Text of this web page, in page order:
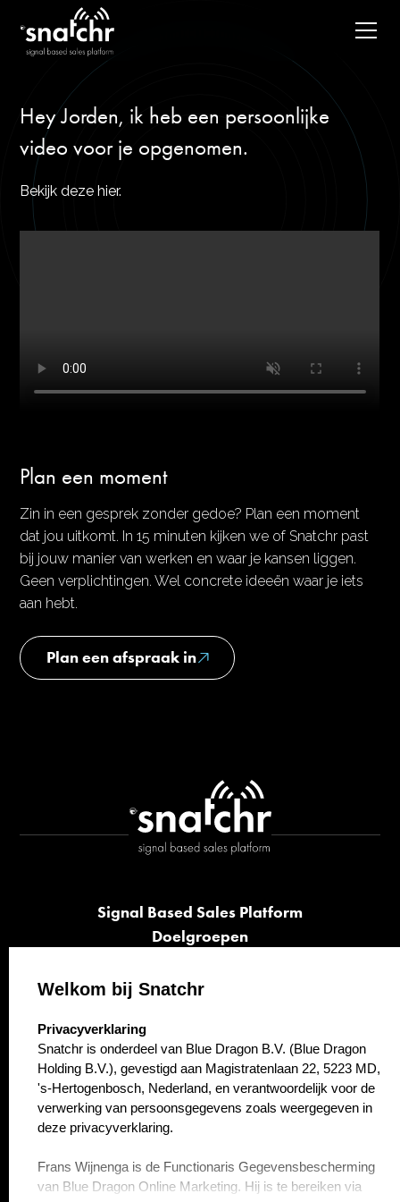
Hey Jorden, ik heb een persoonlijke
video voor je opgenomen.
Bekijk deze hier.
Plan een moment
Zin in een gesprek zonder gedoe? Plan een moment
dat jou uitkomt. In 15 minuten kijken we of Snatchr past
bij jouw manier van werken en waar je kansen liggen.
Geen verplichtingen. Wel concrete ideeën waar je iets
aan hebt.
Plan een afspraak in
Signal Based Sales Platform
Doelgroepen
Opvolging
Over ons
Contact
Welkom bij Snatchr
select language
Privacyverklaring
Snatchr is onderdeel van Blue Dragon B.V. (Blue Dragon
Holding B.V.), gevestigd aan Magistratenlaan 22, 5223 MD,
's-Hertogenbosch, Nederland, en verantwoordelijk voor de
verwerking van persoonsgegevens zoals weergegeven in
deze privacyverklaring.
Frans Wijnenga is de Functionaris Gegevensbescherming
van Blue Dragon Online Marketing. Hij is te bereiken via